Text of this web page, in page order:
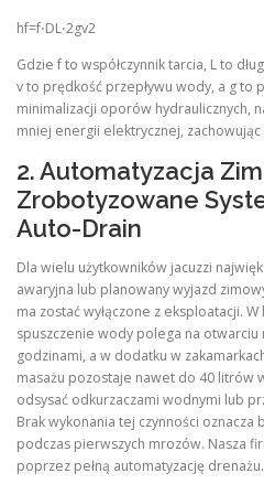
hf​=f⋅DL​⋅2gv2​
Gdzie f to współczynnik tarcia, L to
v to prędkość przepływu wody, a g to
minimalizacji oporów hydraulicznych,
mniej energii elektrycznej, zachowując
2. Automatyzacja
Zrobotyzowane
Auto-Drain
Dla wielu użytkowników jacuzzi
awaryjna lub planowany wyjazd
ma zostać wyłączone z eksploatacji.
spuszczenie wody polega na otwarciu
godzinami, a w dodatku w
masażu pozostaje nawet do 40 litrów
odsysać odkurzaczami wodnymi lub
Brak wykonania tej czynności
podczas pierwszych mrozów. Nasza
poprzez pełną automatyzację drenażu.